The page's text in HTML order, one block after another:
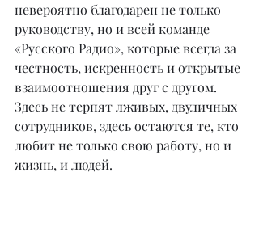
невероятно благодарен не только
руководству, но и всей команде
«Русского Радио», которые всегда за
честность, искренность и открытые
взаимоотношения друг с другом.
Здесь не терпят лживых, двуличных
сотрудников, здесь остаются те, кто
любит не только свою работу, но и
жизнь, и людей.